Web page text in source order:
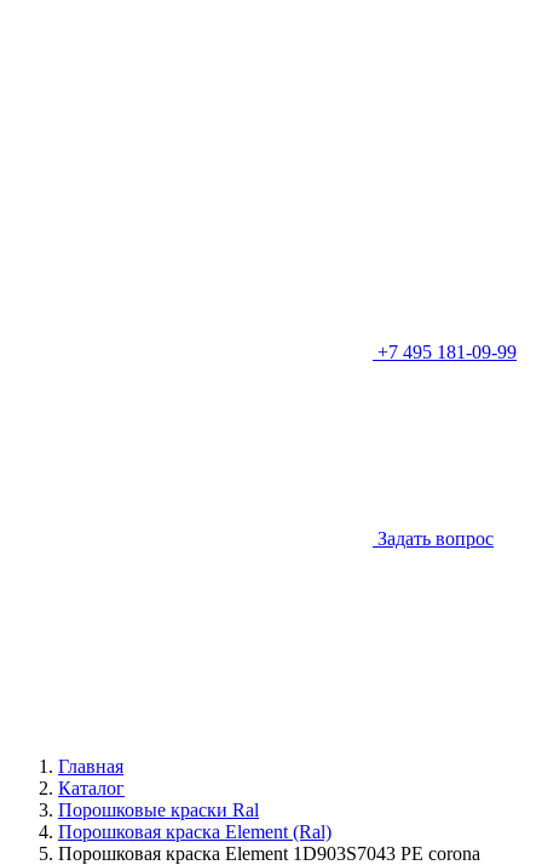
+7 495 181-09-99
Задать вопрос
Главная
Каталог
Порошковые краски Ral
Порошковая краска Element (Ral)
Порошковая краска Element 1D903S7043 PE corona